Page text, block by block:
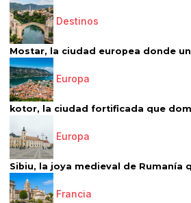
Destinos
Mostar, la ciudad europea donde
Europa
kotor, la ciudad fortificada que
Europa
Sibiu, la joya medieval de Rumanía
Francia